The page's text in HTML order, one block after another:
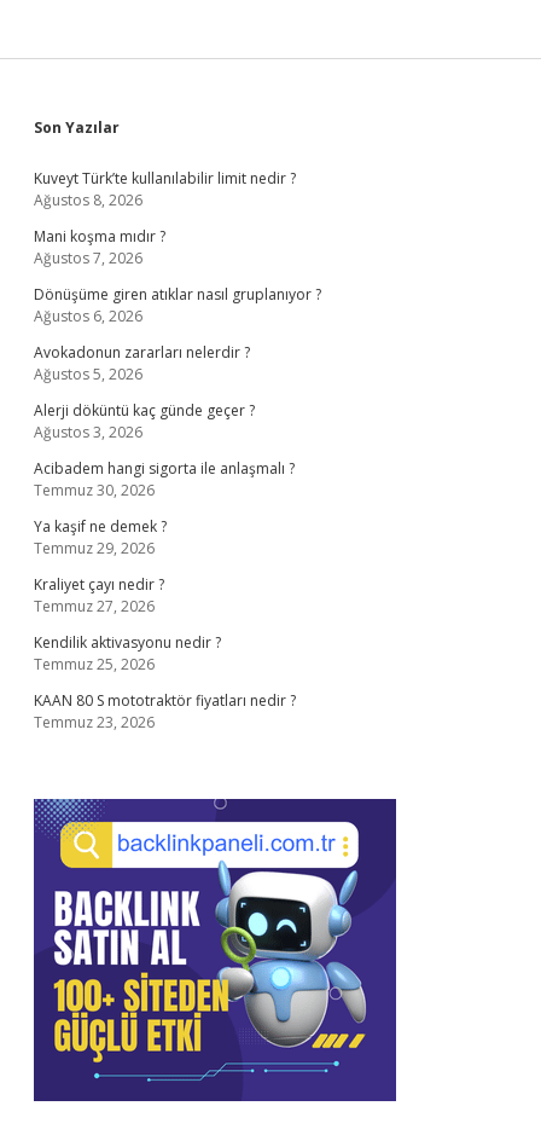
Sidebar
Son Yazılar
Kuveyt Türk’te kullanılabilir limit nedir ?
Ağustos 8, 2026
Mani koşma mıdır ?
Ağustos 7, 2026
Dönüşüme giren atıklar nasıl gruplanıyor ?
Ağustos 6, 2026
Avokadonun zararları nelerdir ?
Ağustos 5, 2026
Alerji döküntü kaç günde geçer ?
Ağustos 3, 2026
Acibadem hangi sigorta ile anlaşmalı ?
Temmuz 30, 2026
Ya kaşif ne demek ?
Temmuz 29, 2026
Kraliyet çayı nedir ?
Temmuz 27, 2026
Kendilik aktivasyonu nedir ?
Temmuz 25, 2026
KAAN 80 S mototraktör fiyatları nedir ?
Temmuz 23, 2026